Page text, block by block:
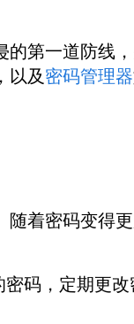
第一道防线
以及 密码管理器
着密码变得更
密码，定期更